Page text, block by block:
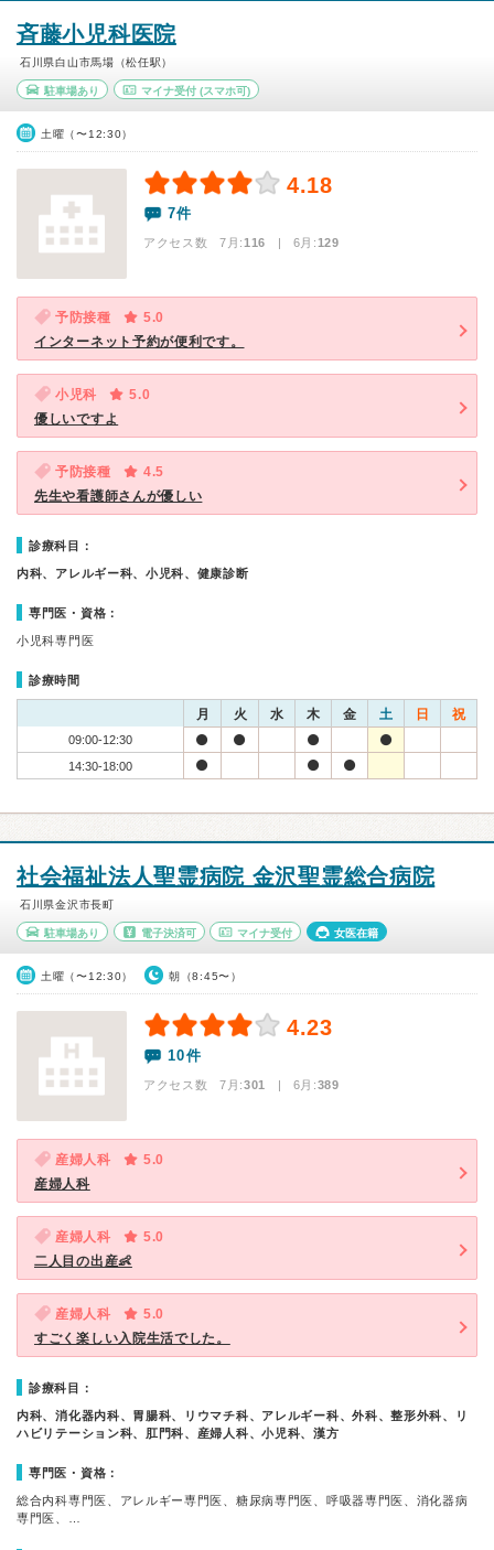
斉藤小児科医院
石川県白山市馬場（松任駅）
駐車場あり マイナ受付(スマホ可)
土曜（〜12:30）
4.18
7件
アクセス数 7月:116 | 6月:129
予防接種
5.0
インターネット予約が便利です。
小児科
5.0
優しいですよ
予防接種
4.5
先生や看護師さんが優しい
診療科目：
内科、アレルギー科、小児科、健康診断
専門医・資格：
小児科専門医
診療時間
月 火 水 木 金 土 日 祝
09:00-12:30
14:30-18:00
社会福祉法人聖霊病院 金沢聖霊総合病院
石川県金沢市長町
駐車場あり 電子決済可 マイナ受付 女医在籍
土曜（〜12:30） 朝（8:45〜）
4.23
10件
アクセス数 7月:301 | 6月:389
産婦人科
5.0
産婦人科
産婦人科
5.0
二人目の出産👶
産婦人科
5.0
すごく楽しい入院生活でした。
診療科目：
内科、消化器内科、胃腸科、リウマチ科、アレルギー科、外科、整形外科、リ
ハビリテーション科、肛門科、産婦人科、小児科、漢方
専門医・資格：
総合内科専門医、アレルギー専門医、糖尿病専門医、呼吸器専門医、消化器病
専門医、…